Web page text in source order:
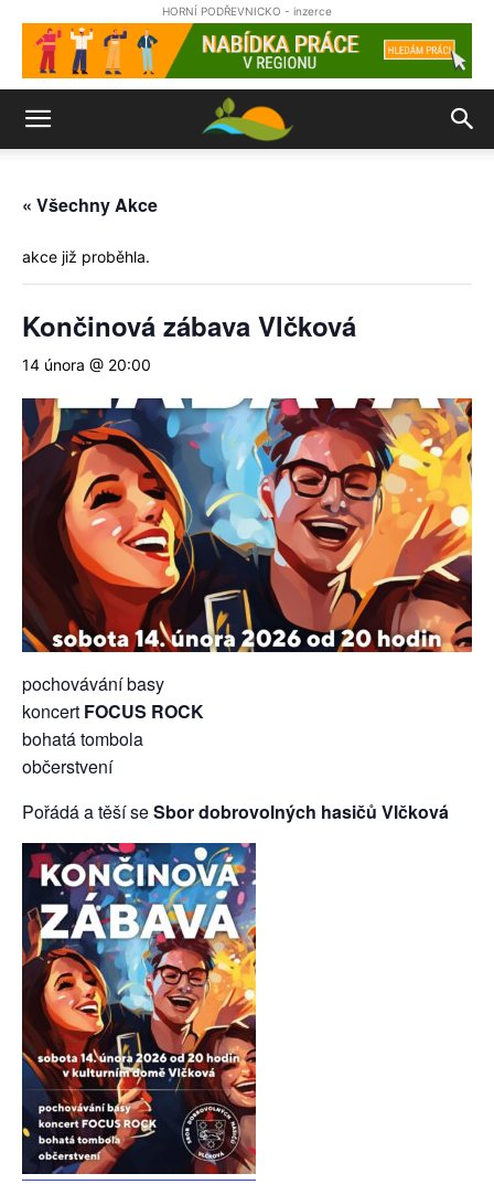
HORNÍ PODŘEVNICKO - inzerce
« Všechny Akce
akce již proběhla.
Končinová zábava Vlčková
14 února @ 20:00
pochovávání basy
koncert FOCUS ROCK
bohatá tombola
občerstvení
Pořádá a těší seSbor dobrovolných hasičů Vlčková